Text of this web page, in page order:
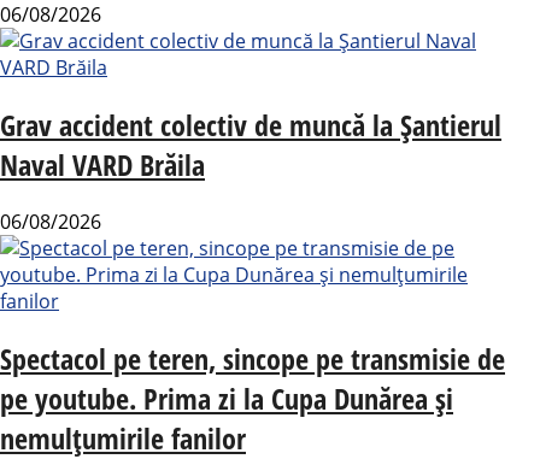
06/08/2026
Grav accident colectiv de muncă la Șantierul
Naval VARD Brăila
06/08/2026
Spectacol pe teren, sincope pe transmisie de
pe youtube. Prima zi la Cupa Dunărea și
nemulțumirile fanilor